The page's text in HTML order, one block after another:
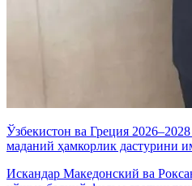
Ўзбекистон ва Греция
маданий ҳамкорлик дастурини
Искандар Македонский ва